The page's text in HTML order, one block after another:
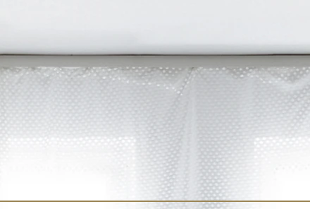
Dai il giusto valore alla tua casa, richiedi
una stima gratuita ai nostri professionisti